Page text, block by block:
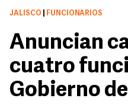
JALISCO FUNCIONARIOS
Anuncian
cuatro
Gobierno